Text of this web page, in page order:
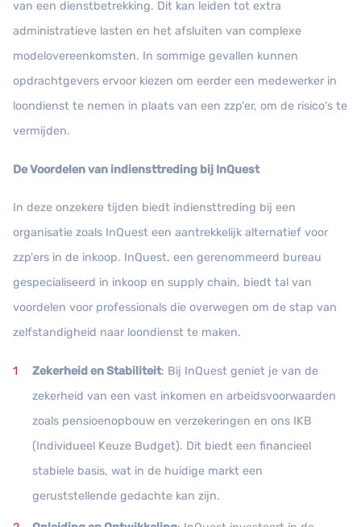
van een dienstbetrekking. Dit kan leiden tot extra
administratieve lasten en het afsluiten van complexe
modelovereenkomsten. In sommige gevallen kunnen
opdrachtgevers ervoor kiezen om eerder een medewerker in
loondienst te nemen in plaats van een zzp'er, om de risico's te
vermijden.
De Voordelen van indiensttreding bij InQuest
In deze onzekere tijden biedt indiensttreding bij een
organisatie zoals InQuest een aantrekkelijk alternatief voor
zzp'ers in de inkoop. InQuest, een gerenommeerd bureau
gespecialiseerd in inkoop en supply chain, biedt tal van
voordelen voor professionals die overwegen om de stap van
zelfstandigheid naar loondienst te maken.
Zekerheid en Stabiliteit: Bij InQuest geniet je van de
zekerheid van een vast inkomen en arbeidsvoorwaarden
zoals pensioenopbouw en verzekeringen en ons IKB
(Individueel Keuze Budget). Dit biedt een financieel
stabiele basis, wat in de huidige markt een
geruststellende gedachte kan zijn.